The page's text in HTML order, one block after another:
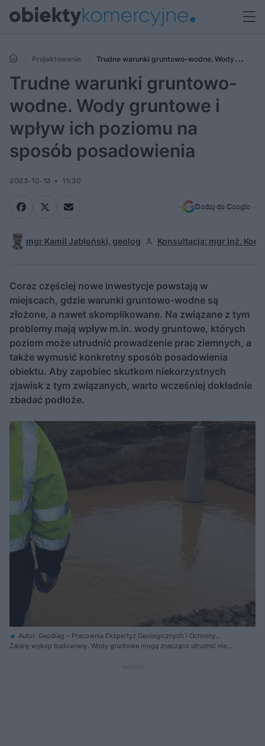
Projektowanie
Trudne warunki gruntowo-wodne. Wody
gruntowe i wpływ ich poziomu na sposób posadowienia
Trudne warunki gruntowo-
wodne. Wody gruntowe i
wpływ ich poziomu na
sposób posadowienia
2023-10-13 11:30
Dodaj do Google
mgr Kamil Jabłoński, geolog Konsultacja: mgr inż.
Coraz częściej nowe inwestycje powstają w
miejscach, gdzie warunki gruntowo-wodne są
złożone, a nawet skomplikowane. Na związane z tym
problemy mają wpływ m.in. wody gruntowe, których
poziom może utrudnić prowadzenie prac ziemnych, a
także wymusić konkretny sposób posadowienia
obiektu. Aby zapobiec skutkom niekorzystnych
zjawisk z tym związanych, warto wcześniej dokładnie
zbadać podłoże.
Autor: Geodiag – Pracownia Ekspertyz Geologicznych i Ochrony
Środowiska
Zalany wykop budowlany. Wody gruntowe mogą znacząco utrudnić nie